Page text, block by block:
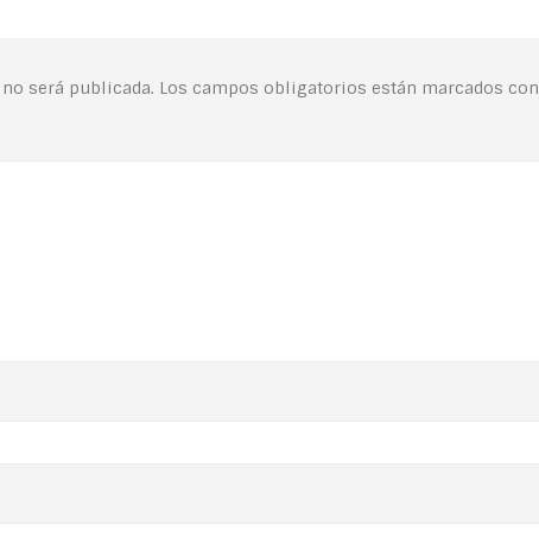
será publicada. Los campos obligatorios están marcados con